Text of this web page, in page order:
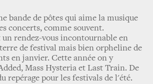
bande de pôtes qui aime la musique
concerts, comme souvent.
rendez-vous incontournable en
de festival mais bien orpheline de
en janvier. Cette année on y
Mass Hysteria et Last Train. De
repérage pour les festivals de l'été.